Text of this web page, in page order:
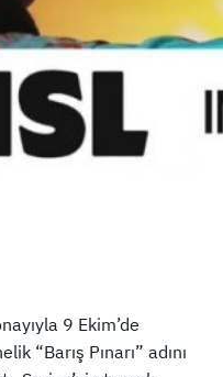
9 Ekim’de
“Barış Pınarı” adını